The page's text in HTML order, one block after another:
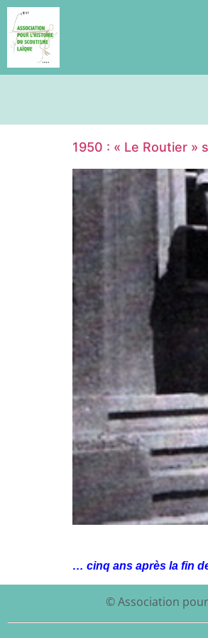
1950 : « Le Routier »
… cinq ans après la fin
© Association pour